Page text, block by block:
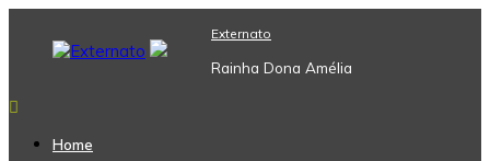
content
Externato
Rainha Dona Amélia
Home